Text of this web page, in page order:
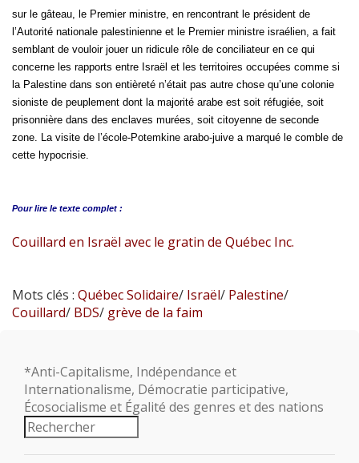
sur le gâteau, le Premier ministre, en rencontrant le président de
l’Autorité nationale palestinienne et le Premier ministre israélien, a fait
semblant de vouloir jouer un ridicule rôle de conciliateur en ce qui
concerne les rapports entre Israël et les territoires occupées comme si
la Palestine dans son entièreté n’était pas autre chose qu’une colonie
sioniste de peuplement dont la majorité arabe est soit réfugiée, soit
prisonnière dans des enclaves murées, soit citoyenne de seconde
zone. La visite de l’école-Potemkine arabo-juive a marqué le comble de
cette hypocrisie.
Pour lire le texte complet :
Couillard en Israël avec le gratin de Québec Inc.
Mots clés : Québec Solidaire/ Israël/ Palestine/
Couillard/ BDS/ grève de la faim
*Anti-Capitalisme, Indépendance et
Internationalisme, Démocratie participative,
Écosocialisme et Égalité des genres et des nations